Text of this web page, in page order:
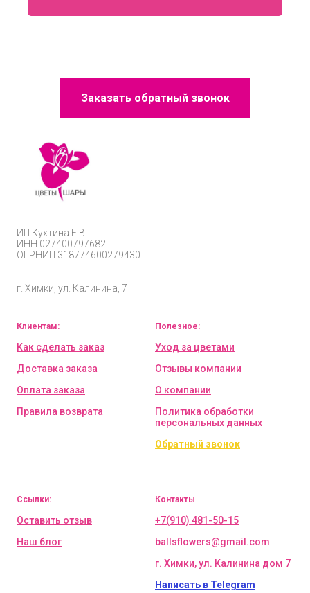
Заказать обратный звонок
ИП Кухтина Е.В
ИНН 027400797682
ОГРНИП 318774600279430
г. Химки, ул. Калинина, 7
Клиентам:
Как сделать заказ
Доставка заказа
Оплата заказа
Правила возврата
Полезное:
Уход за цветами
Отзывы компании
О компании
Политика обработки
персональных данных
Обратный звонок
Ссылки:
Оставить отзыв
Наш блог
Контакты
+7(910) 481-50-15
ballsflowers@gmail.com
г. Химки, ул. Калинина дом 7
Написать в Telegram